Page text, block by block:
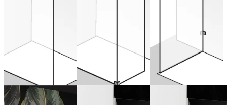
de 1.365,00 € (TVA
Configurer
maintenant
de 1.102,00 € (TVA
incluse)
maintenant